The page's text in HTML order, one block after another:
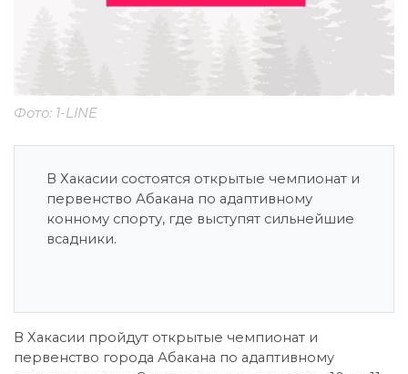
Фото: 1-LINE
В Хакасии состоятся открытые чемпионат и
первенство Абакана по адаптивному
конному спорту, где выступят сильнейшие
всадники.
В Хакасии пройдут открытые чемпионат и
первенство города Абакана по адаптивному